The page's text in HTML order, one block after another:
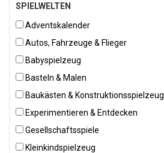
SPIELWELTEN
Adventskalender
Autos, Fahrzeuge & Flieger
Babyspielzeug
Basteln & Malen
Baukästen & Konstruktionsspielzeug
Experimentieren & Entdecken
Gesellschaftsspiele
Kleinkindspielzeug